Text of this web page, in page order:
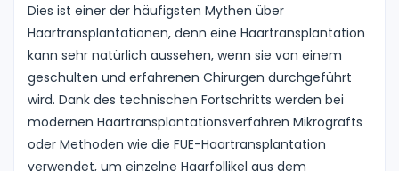
Dies ist einer der häufigsten Mythen über
Haartransplantationen, denn eine Haartransplantation
kann sehr natürlich aussehen, wenn sie von einem
geschulten und erfahrenen Chirurgen durchgeführt
wird. Dank des technischen Fortschritts werden bei
modernen Haartransplantationsverfahren Mikrografts
oder Methoden wie die FUE-Haartransplantation
verwendet, um einzelne Haarfollikel aus dem